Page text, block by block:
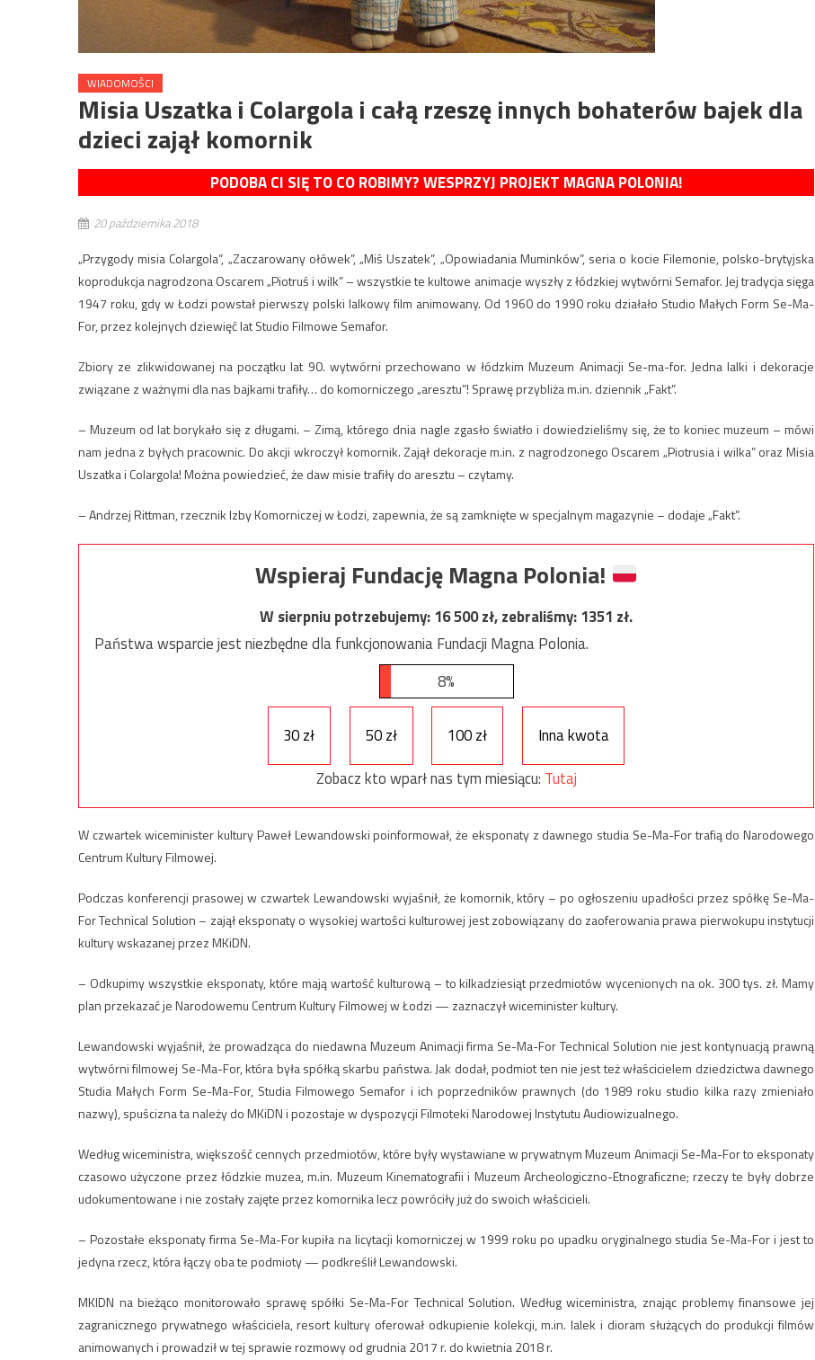
WIADOMOŚCI
Misia Uszatka i Colargola i całą rzeszę innych bohaterów bajek dla
dzieci zajął komornik
PODOBA CI SIĘ TO CO ROBIMY? WESPRZYJ PROJEKT MAGNA POLONIA!
20 października 2018
„Przygody misia Colargola”, „Zaczarowany ołówek”, „Miś Uszatek”, „Opowiadania Muminków”, seria o kocie Filemonie, polsko-brytyjska
koprodukcja nagrodzona Oscarem „Piotruś i wilk” – wszystkie te kultowe animacje wyszły z łódzkiej wytwórni Semafor. Jej tradycja sięga
1947 roku, gdy w Łodzi powstał pierwszy polski lalkowy film animowany. Od 1960 do 1990 roku działało Studio Małych Form Se-Ma-
For, przez kolejnych dziewięć lat Studio Filmowe Semafor.
Zbiory ze zlikwidowanej na początku lat 90. wytwórni przechowano w łódzkim Muzeum Animacji Se-ma-for. Jedna lalki i dekoracje
związane z ważnymi dla nas bajkami trafiły… do komorniczego „aresztu”! Sprawę przybliża m.in. dziennik „Fakt”.
– Muzeum od lat borykało się z długami. – Zimą, którego dnia nagle zgasło światło i dowiedzieliśmy się, że to koniec muzeum – mówi
nam jedna z byłych pracownic. Do akcji wkroczył komornik. Zajął dekoracje m.in. z nagrodzonego Oscarem „Piotrusia i wilka” oraz Misia
Uszatka i Colargola! Można powiedzieć, że daw misie trafiły do aresztu – czytamy.
– Andrzej Rittman, rzecznik Izby Komorniczej w Łodzi, zapewnia, że są zamknięte w specjalnym magazynie – dodaje „Fakt”.
Wspieraj Fundację Magna Polonia!
W sierpniu potrzebujemy:16 500zł, zebraliśmy:1351 zł.
Państwa wsparcie jest niezbędne dla funkcjonowania Fundacji Magna Polonia.
8%
30 zł 50 zł 100 zł
Inna kwota
Zobacz kto wparł nas tym miesiącu: Tutaj
W czwartek wiceminister kultury Paweł Lewandowski poinformował, że eksponaty z dawnego studia Se-Ma-For trafią do Narodowego
Centrum Kultury Filmowej.
Podczas konferencji prasowej w czwartek Lewandowski wyjaśnił, że komornik, który – po ogłoszeniu upadłości przez spółkę Se-Ma-
For Technical Solution – zajął eksponaty o wysokiej wartości kulturowej jest zobowiązany do zaoferowania prawa pierwokupu instytucji
kultury wskazanej przez MKiDN.
– Odkupimy wszystkie eksponaty, które mają wartość kulturową – to kilkadziesiąt przedmiotów wycenionych na ok. 300 tys. zł. Mamy
plan przekazać je Narodowemu Centrum Kultury Filmowej w Łodzi — zaznaczył wiceminister kultury.
Lewandowski wyjaśnił, że prowadząca do niedawna Muzeum Animacji firma Se-Ma-For Technical Solution nie jest kontynuacją prawną
wytwórni filmowej Se-Ma-For, która była spółką skarbu państwa. Jak dodał, podmiot ten nie jest też właścicielem dziedzictwa dawnego
Studia Małych Form Se-Ma-For, Studia Filmowego Semafor i ich poprzedników prawnych (do 1989 roku studio kilka razy zmieniało
nazwy), spuścizna ta należy do MKiDN i pozostaje w dyspozycji Filmoteki Narodowej Instytutu Audiowizualnego.
Według wiceministra, większość cennych przedmiotów, które były wystawiane w prywatnym Muzeum Animacji Se-Ma-For to eksponaty
czasowo użyczone przez łódzkie muzea, m.in. Muzeum Kinematografii i Muzeum Archeologiczno-Etnograficzne; rzeczy te były dobrze
udokumentowane i nie zostały zajęte przez komornika lecz powróciły już do swoich właścicieli.
– Pozostałe eksponaty firma Se-Ma-For kupiła na licytacji komorniczej w 1999 roku po upadku oryginalnego studia Se-Ma-For i jest to
jedyna rzecz, która łączy oba te podmioty — podkreślił Lewandowski.
MKIDN na bieżąco monitorowało sprawę spółki Se-Ma-For Technical Solution. Według wiceministra, znając problemy finansowe jej
zagranicznego prywatnego właściciela, resort kultury oferował odkupienie kolekcji, m.in. lalek i dioram służących do produkcji filmów
animowanych i prowadził w tej sprawie rozmowy od grudnia 2017 r. do kwietnia 2018 r.